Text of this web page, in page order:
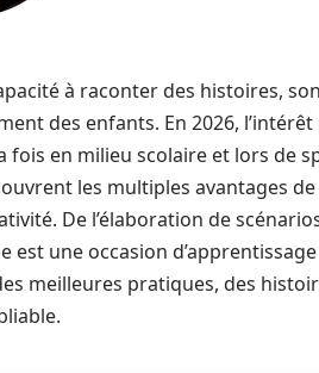
à raconter des histoires,
des enfants. En 2026,
en milieu scolaire et lors de
les multiples avantages
De l’élaboration de
une occasion
meilleures pratiques, des